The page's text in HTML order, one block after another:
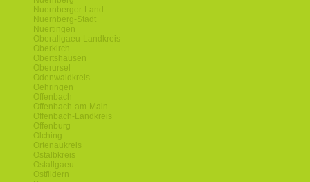
Nuernberger-Land
Nuernberg-Stadt
Nuertingen
Oberallgaeu-Landkreis
Oberkirch
Obertshausen
Oberursel
Odenwaldkreis
Oehringen
Offenbach
Offenbach-am-Main
Offenbach-Landkreis
Offenburg
Olching
Ortenaukreis
Ostalbkreis
Ostallgaeu
Ostfildern